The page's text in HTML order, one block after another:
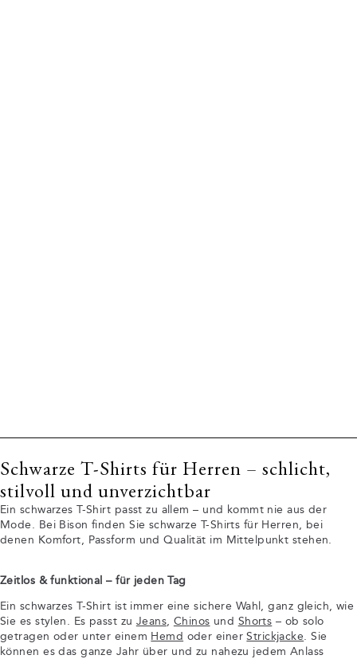
Schwarze T-Shirts für Herren – schlicht,
stilvoll und unverzichtbar
Ein schwarzes T-Shirt passt zu allem – und kommt nie aus der
Mode. Bei Bison finden Sie schwarze T-Shirts für Herren, bei
denen Komfort, Passform und Qualität im Mittelpunkt stehen.
Zeitlos & funktional – für jeden Tag
Ein schwarzes T-Shirt ist immer eine sichere Wahl, ganz gleich, wie
Sie es stylen. Es passt zu Jeans, Chinos und Shorts – ob solo
getragen oder unter einem Hemd oder einerStrickjacke. Sie
können es das ganze Jahr über und zu nahezu jedem Anlass